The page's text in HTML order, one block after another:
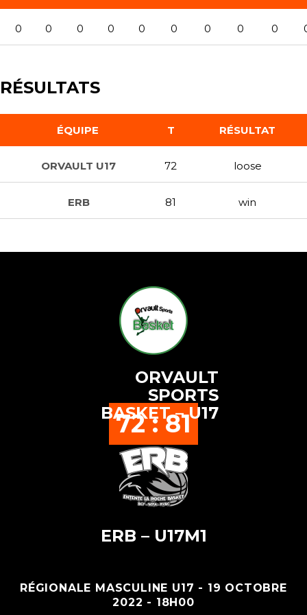
0 0 0 0 0 0 0 0 0
RÉSULTATS
ÉQUIPE T RÉSULTAT
ORVAULT U17 72 loose
ERB 81 win
ORVAULT
SPORTS
BASKET – U17
72 : 81
ERB – U17M1
RÉGIONALE MASCULINE U17 - 19 OCTOBRE
2022 - 18H00